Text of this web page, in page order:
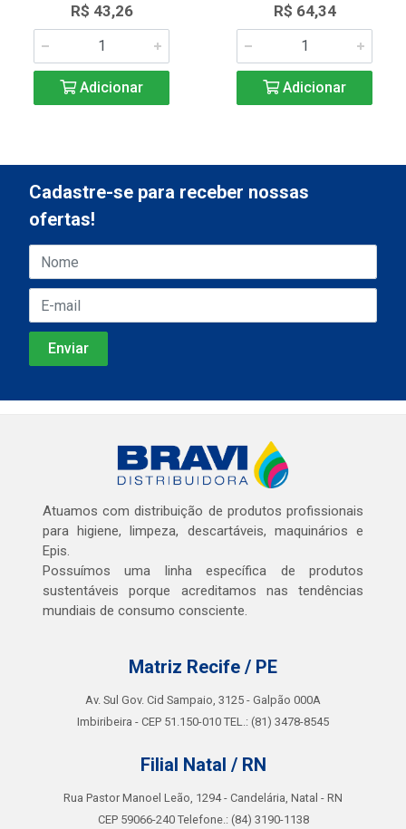
R$ 43,26
Adicionar
R$ 64,34
Adicionar
Cadastre-se para receber nossas
ofertas!
Atuamos com distribuição de produtos profissionais
para higiene, limpeza, descartáveis, maquinários e
Epis.
Possuímos uma linha específica de produtos
sustentáveis porque acreditamos nas tendências
mundiais de consumo consciente.
Matriz Recife / PE
Av. Sul Gov. Cid Sampaio, 3125 - Galpão 000A
Imbiribeira - CEP 51.150-010 TEL.: (81) 3478-8545
Filial Natal / RN
Rua Pastor Manoel Leão, 1294 - Candelária, Natal - RN
CEP 59066-240 Telefone.: (84) 3190-1138